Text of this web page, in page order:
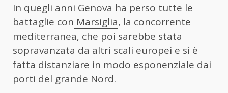
In quegli anni Genova ha perso tutte le
battaglie con Marsiglia, la concorrente
mediterranea, che poi sarebbe stata
sopravanzata da altri scali europei e si è
fatta distanziare in modo esponenziale dai
porti del grande Nord.